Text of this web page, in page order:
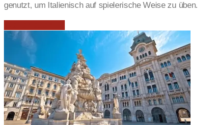
genutzt, um Italienisch auf spielerische Weise zu üben.